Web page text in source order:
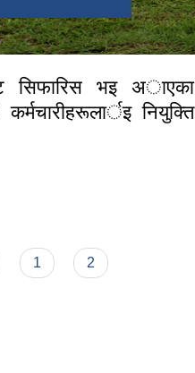
सिफारिस भइ अाएका
नियुक्ति
1 2